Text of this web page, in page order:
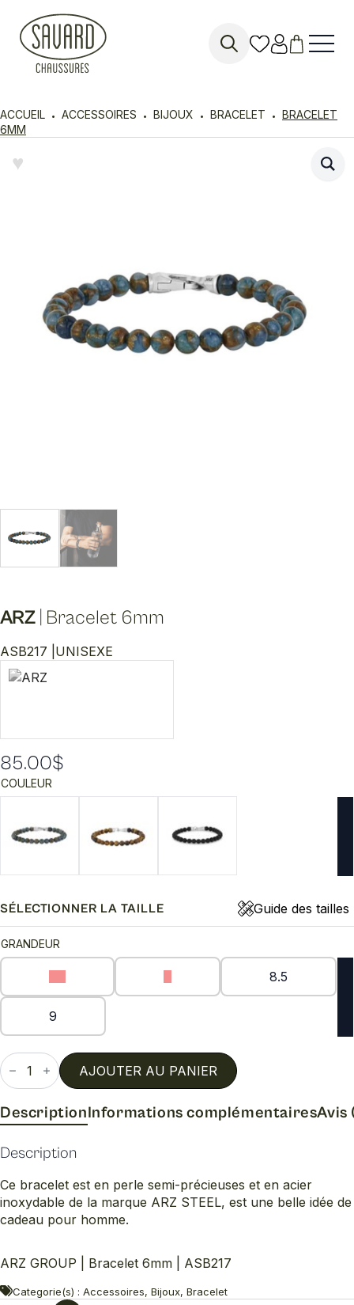
ACCUEIL ACCESSOIRES BIJOUX BRACELET
BRACELET
6MM
♥︎
ARZ Bracelet 6mm
ASB217 | UNISEXE
85.00$
COULEUR
SÉLECTIONNER LA TAILLE Guide des tailles
GRANDEUR
8.5
9
quantité
de
Bracelet
AJOUTER AU PANIER
DescriptionInformations complémentairesAvis
Description
Ce bracelet est en perle semi-précieuses et en acier
inoxydable de la marque ARZ STEEL, est une belle idée de
cadeau pour homme.
ARZ GROUP | Bracelet 6mm | ASB217
Categorie(s) : Accessoires, Bijoux, Bracelet